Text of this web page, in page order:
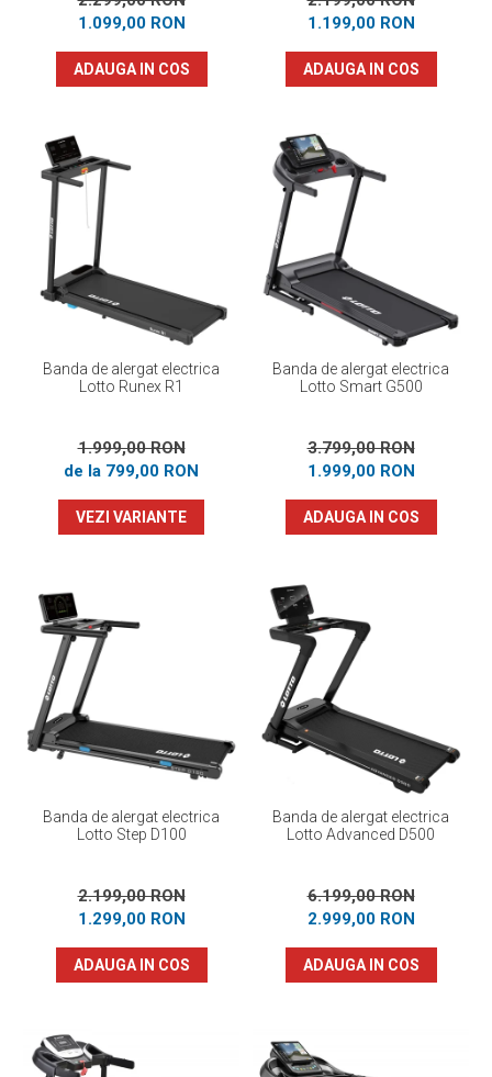
1.099,00 RON
ADAUGA IN COS
1.199,00 RON
ADAUGA IN COS
Banda de alergat electrica
Lotto Runex R1
1.999,00 RON
de la 799,00 RON
VEZI VARIANTE
Banda de alergat electrica
Lotto Smart G500
3.799,00 RON
1.999,00 RON
ADAUGA IN COS
Banda de alergat electrica
Lotto Step D100
2.199,00 RON
1.299,00 RON
ADAUGA IN COS
Banda de alergat electrica
Lotto Advanced D500
6.199,00 RON
2.999,00 RON
ADAUGA IN COS